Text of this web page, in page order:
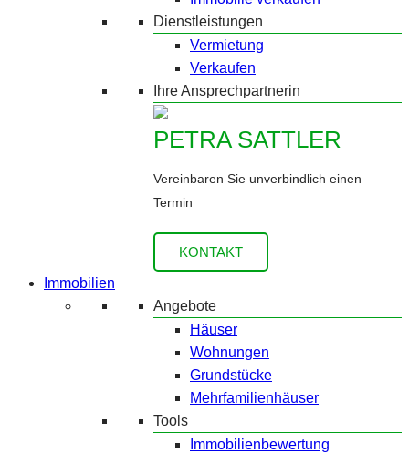
Dienstleistungen
Vermietung
Verkaufen
Ihre Ansprechpartnerin
PETRA SATTLER
Vereinbaren Sie unverbindlich einen
Termin
KONTAKT
Immobilien
Angebote
Häuser
Wohnungen
Grundstücke
Mehrfamilienhäuser
Tools
Immobilienbewertung